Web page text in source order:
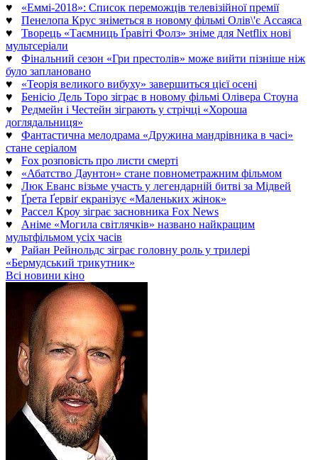
♥ «Еммі-2018»: Список переможців телевізійної премії
♥ Пенелопа Крус зніметься в новому фільмі Олів\'є Ассаяса
♥ Творець «Таємниць Ґравіті Фолз» зніме для Netflix нові
мультсеріали
♥ Фінальний сезон «Гри престолів» може вийти пізніше ніж
було заплановано
♥ «Теорія великого вибуху» завершиться цієї осені
♥ Бенісіо Дель Торо зіграє в новому фільмі Олівера Стоуна
♥ Редмейн і Честейн зіграють у стрічці «Хороша
доглядальниця»
♥ Фантастична мелодрама «Дружина мандрівника в часі»
стане серіалом
♥ Fox розповість про листи смерті
♥ «Абатство Даунтон» стане повнометражним фільмом
♥ Люк Еванс візьме участь у легендарній битві за Мідвей
♥ Ґрета Ґервіґ екранізує «Маленьких жінок»
♥ Рассел Кроу зіграє засновника Fox News
♥ Аніме «Могила світлячків» названо найкращим
мультфільмом усіх часів
♥ Райан Рейнольдс зіграє головну роль у трилері
«Бермудський трикутник»
Всі новини кіно